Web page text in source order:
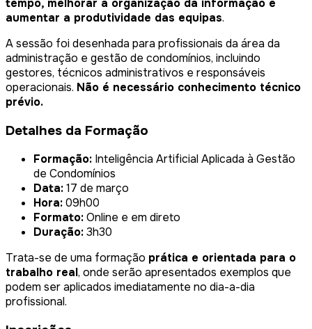
tempo, melhorar a organização da informação e
aumentar a produtividade das equipas.
A sessão foi desenhada para profissionais da área da
administração e gestão de condomínios, incluindo
gestores, técnicos administrativos e responsáveis
operacionais. Não é necessário conhecimento técnico
prévio.
Detalhes da Formação
Formação: Inteligência Artificial Aplicada à Gestão
de Condomínios
Data:17 de março
Hora:09h00
Formato:Online e em direto
Duração:3h30
Trata-se de uma formação prática e orientada para o
trabalho real, onde serão apresentados exemplos que
podem ser aplicados imediatamente no dia-a-dia
profissional.